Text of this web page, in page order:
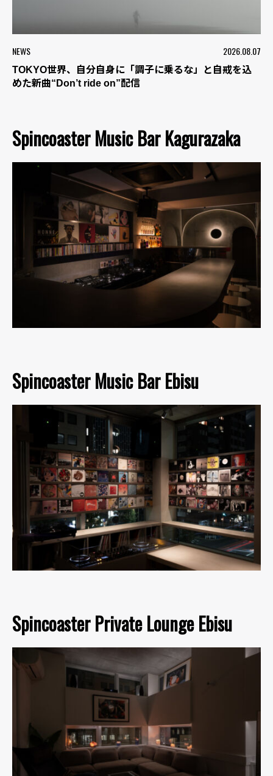
NEWS 2026.08.07
TOKYO世界、自分自身に「調子に乗るな」と自戒を込
めた新曲“Don’t ride on”配信
Spincoaster Music Bar Kagurazaka
Spincoaster Music Bar Ebisu
Spincoaster Private Lounge Ebisu